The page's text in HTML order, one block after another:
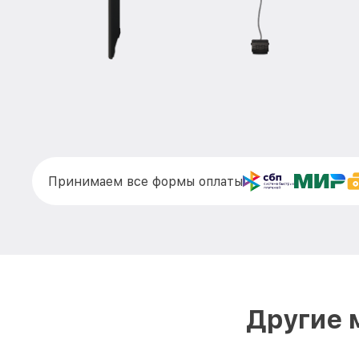
Принимаем все формы оплаты
Другие